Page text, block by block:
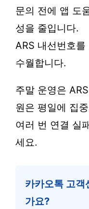
문의 전에 앱 도
성을 줄입니다.
ARS 내선번호
수월합니다.
주말 운영은
원은 평일에 집
여러 번 연결 실
세요.
카카오톡 고객
가요?